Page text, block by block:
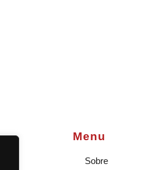
Menu
Sobre